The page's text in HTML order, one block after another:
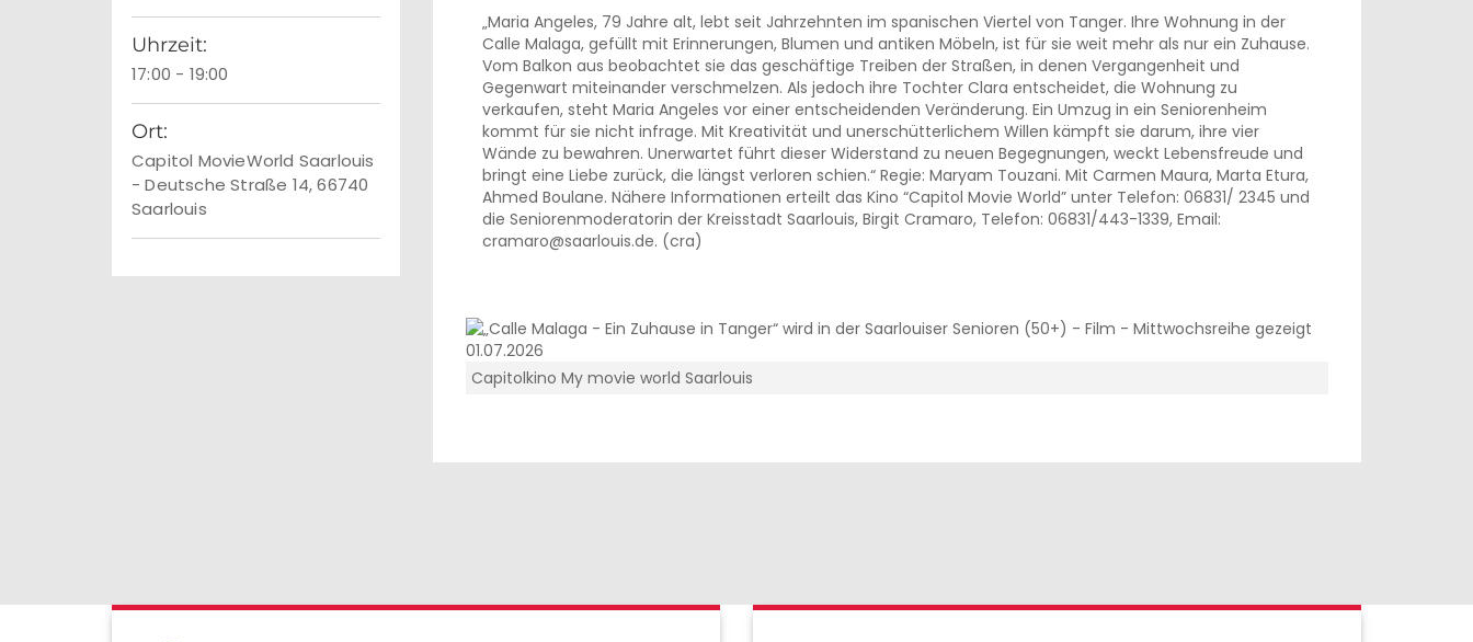
Uhrzeit:
17:00 - 19:00
Ort:
Capitol MovieWorld Saarlouis
- Deutsche Straße 14, 66740
Saarlouis
„Maria Angeles, 79 Jahre alt, lebt seit Jahrzehnten im spanischen Viertel von Tanger. Ihre Wohnung in der
Calle Malaga, gefüllt mit Erinnerungen, Blumen und antiken Möbeln, ist für sie weit mehr als nur ein Zuhause.
Vom Balkon aus beobachtet sie das geschäftige Treiben der Straßen, in denen Vergangenheit und
Gegenwart miteinander verschmelzen. Als jedoch ihre Tochter Clara entscheidet, die Wohnung zu
verkaufen, steht Maria Angeles vor einer entscheidenden Veränderung. Ein Umzug in ein Seniorenheim
kommt für sie nicht infrage. Mit Kreativität und unerschütterlichem Willen kämpft sie darum, ihre vier
Wände zu bewahren. Unerwartet führt dieser Widerstand zu neuen Begegnungen, weckt Lebensfreude und
bringt eine Liebe zurück, die längst verloren schien.“ Regie: Maryam Touzani. Mit Carmen Maura, Marta Etura,
Ahmed Boulane. Nähere Informationen erteilt das Kino “Capitol Movie World” unter Telefon: 06831/ 2345 und
die Seniorenmoderatorin der Kreisstadt Saarlouis, Birgit Cramaro, Telefon: 06831/443-1339, Email:
cramaro@saarlouis.de. (cra)
Capitolkino My movie world Saarlouis